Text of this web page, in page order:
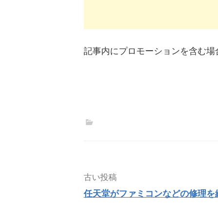
記事内にプロモーションを含む場
投
稿
ナ
古い投稿
任天堂がファミコンなどの修理を